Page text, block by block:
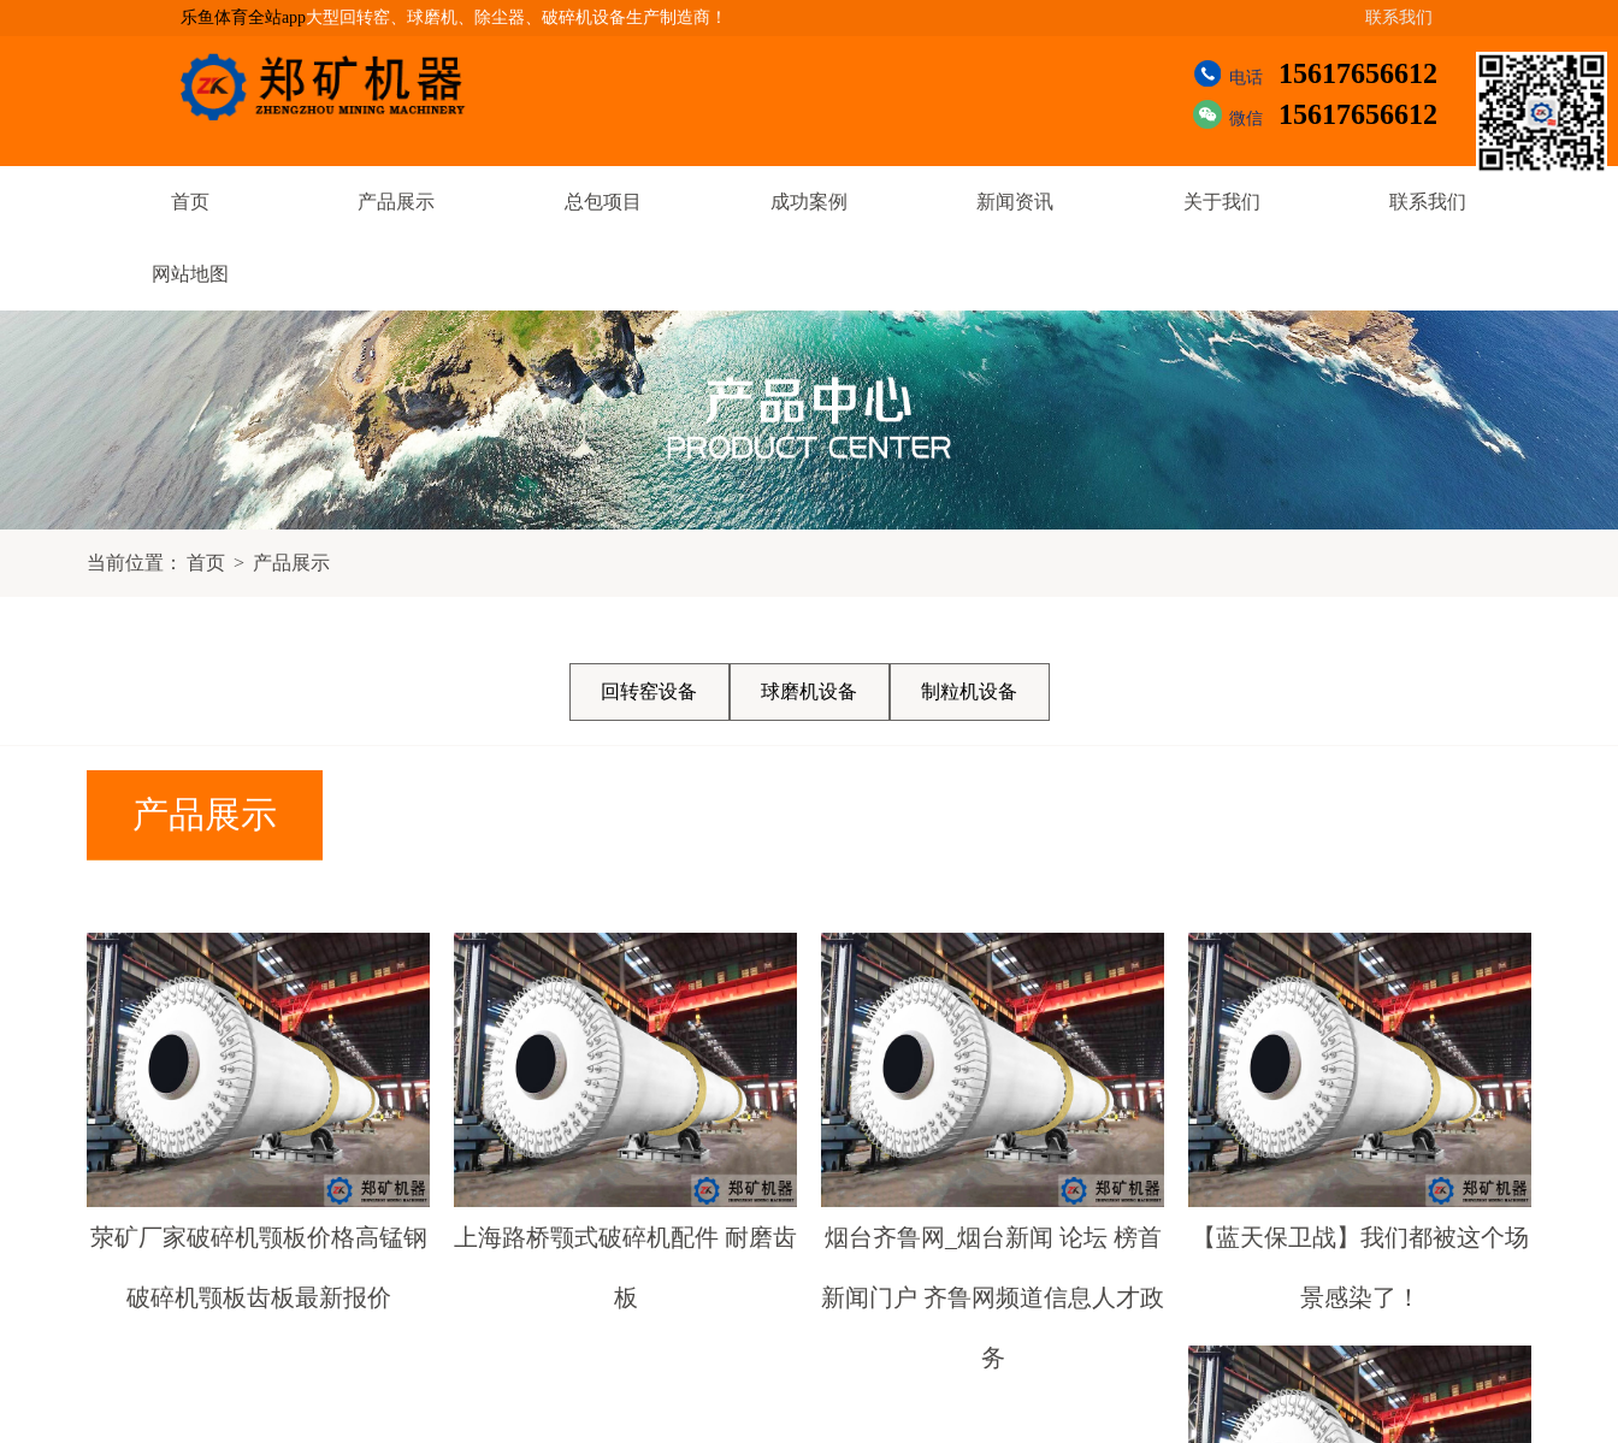
乐鱼体育全站app大型回转窑、球磨机、除尘器、破碎机设备生产制造商！ 联系我们
电话 15617656612
微信 15617656612
首页 产品展示 总包项目 成功案例 新闻资讯 关于我们 联系我们
网站地图
当前位置： 首页 > 产品展示
回转窑设备 球磨机设备 制粒机设备
产品展示
荥矿厂家破碎机颚板价格高锰钢
破碎机颚板齿板最新报价
上海路桥颚式破碎机配件 耐磨齿
板
烟台齐鲁网_烟台新闻 论坛 榜首
新闻门户 齐鲁网频道信息人才政
务
【蓝天保卫战】我们都被这个场
景感染了！